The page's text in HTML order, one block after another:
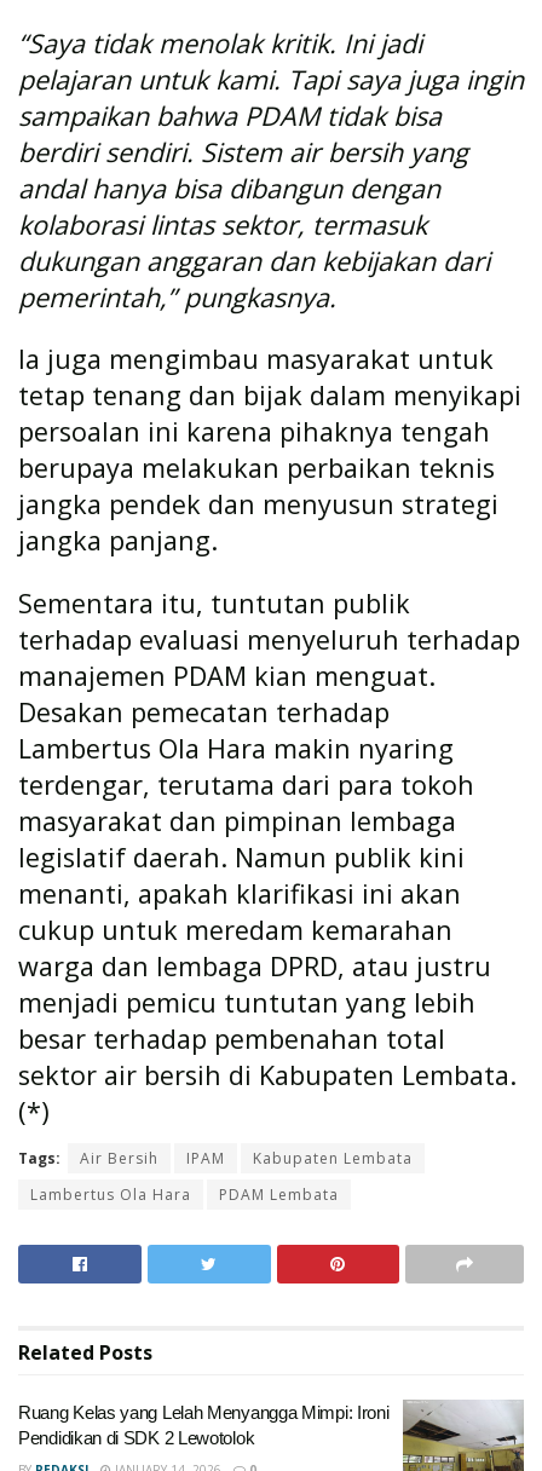
“Saya tidak menolak kritik. Ini jadi
pelajaran untuk kami. Tapi saya juga ingin
sampaikan bahwa PDAM tidak bisa
berdiri sendiri. Sistem air bersih yang
andal hanya bisa dibangun dengan
kolaborasi lintas sektor, termasuk
dukungan anggaran dan kebijakan dari
pemerintah,” pungkasnya.
Ia juga mengimbau masyarakat untuk
tetap tenang dan bijak dalam menyikapi
persoalan ini karena pihaknya tengah
berupaya melakukan perbaikan teknis
jangka pendek dan menyusun strategi
jangka panjang.
Sementara itu, tuntutan publik
terhadap evaluasi menyeluruh terhadap
manajemen PDAM kian menguat.
Desakan pemecatan terhadap
Lambertus Ola Hara makin nyaring
terdengar, terutama dari para tokoh
masyarakat dan pimpinan lembaga
legislatif daerah. Namun publik kini
menanti, apakah klarifikasi ini akan
cukup untuk meredam kemarahan
warga dan lembaga DPRD, atau justru
menjadi pemicu tuntutan yang lebih
besar terhadap pembenahan total
sektor air bersih di Kabupaten Lembata.
(*)
Tags: Air Bersih IPAM
Kabupaten Lembata
Lambertus Ola Hara
PDAM Lembata
Related Posts
Ruang Kelas yang Lelah Menyangga Mimpi: Ironi
Pendidikan di SDK 2 Lewotolok